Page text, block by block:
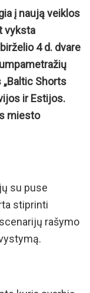
į naują veiklos
vyksta
4 d. dvare
Shorts
ir Estijos.
miesto
su puse
stiprinti
rašymo